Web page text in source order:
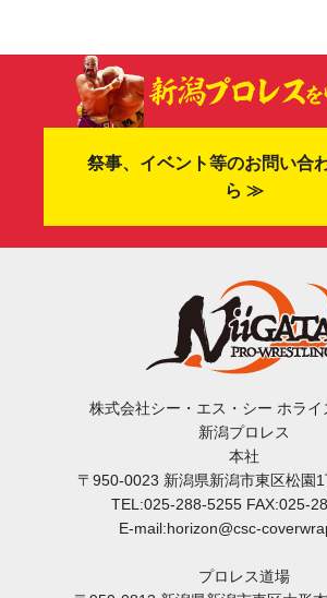
祭事、イベント等のお問い合
ら ≫
株式会社シー・エス・シー ホライ
新潟プロレス
本社
〒950-0023 新潟県新潟市東区松園
TEL:025-288-5255 FAX:025-
E-mail:horizon@csc-
プロレス道場